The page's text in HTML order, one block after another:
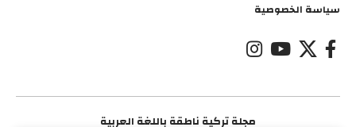
سياسة الخصوصية
مجلة تركية ناطقة باللغة العربية